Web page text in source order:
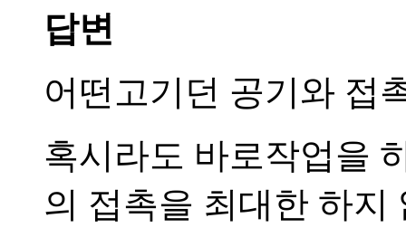
답변
어떤고기던 공기와 접
혹시라도 바로작업을
의 접촉을 최대한 하